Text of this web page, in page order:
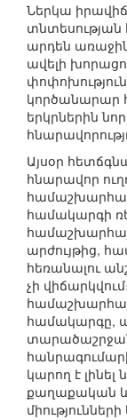
Ներկա
տնտեսության
արդեն
ավելի
կործանարար
երկրներին
Այսօր
հնարավոր
համակարգի
արժույթից,
հեռանալու
չի
համակարգը,
կարող է
քաղաքական